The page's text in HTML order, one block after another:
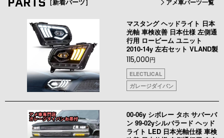
［新着パーツ］ アメ車パーツ一覧
マスタング ヘッドライト 日本
光軸 車検改善 日本仕様 左側通
行用 ロービーム ユニット
2010-14y 左右セット VLAND製
115,000円
ELECTLICAL
ガレージダイバン
00-06y シボレー タホ サバーバ
ン 99-02yシルバラード ヘッド
ライト LED 日本光軸仕様 車検